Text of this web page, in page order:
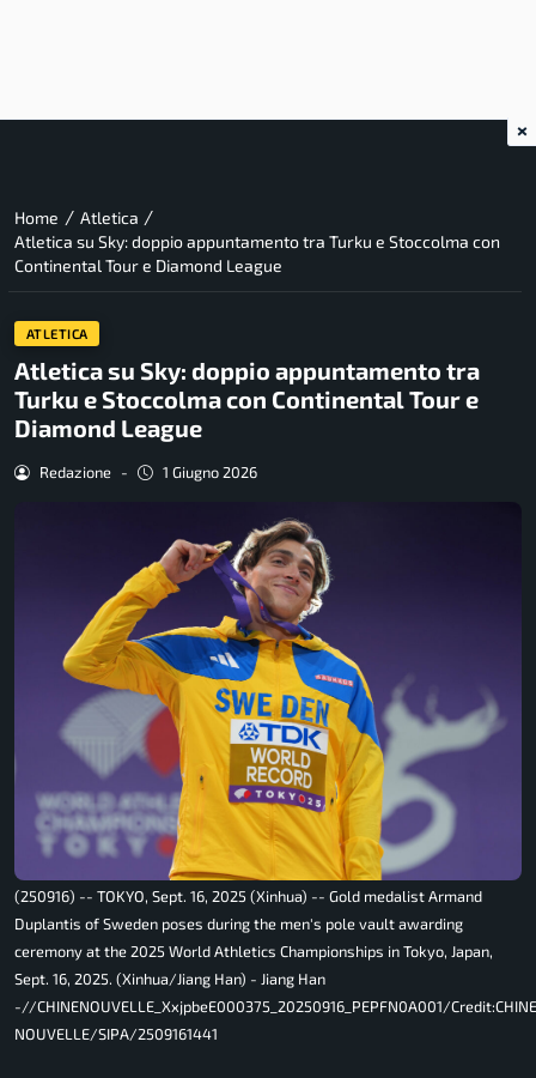
Home / Atletica /
Atletica su Sky: doppio appuntamento tra Turku e Stoccolma con
Continental Tour e Diamond League
ATLETICA
Atletica su Sky: doppio appuntamento tra
Turku e Stoccolma con Continental Tour e
Diamond League
Redazione - 1 Giugno 2026
(250916) -- TOKYO, Sept. 16, 2025 (Xinhua) -- Gold medalist Armand
Duplantis of Sweden poses during the men's pole vault awarding
ceremony at the 2025 World Athletics Championships in Tokyo, Japan,
Sept. 16, 2025. (Xinhua/Jiang Han) - Jiang Han
-//CHINENOUVELLE_XxjpbeE000375_20250916_PEPFN0A001/Credit:CHINE
NOUVELLE/SIPA/2509161441
×